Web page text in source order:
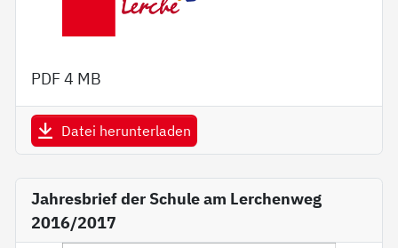
PDF4 MB
Datei herunterladen
Jahresbrief der Schule am Lerchenweg
2016/2017